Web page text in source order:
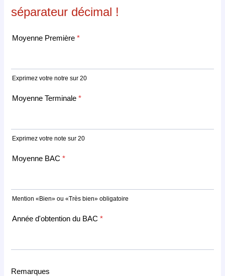
séparateur décimal !
Moyenne Première *
Exprimez votre notre sur 20
Moyenne Terminale *
Exprimez votre note sur 20
Moyenne BAC *
Mention «Bien» ou «Très bien» obligatoire
Année d'obtention du BAC *
Remarques